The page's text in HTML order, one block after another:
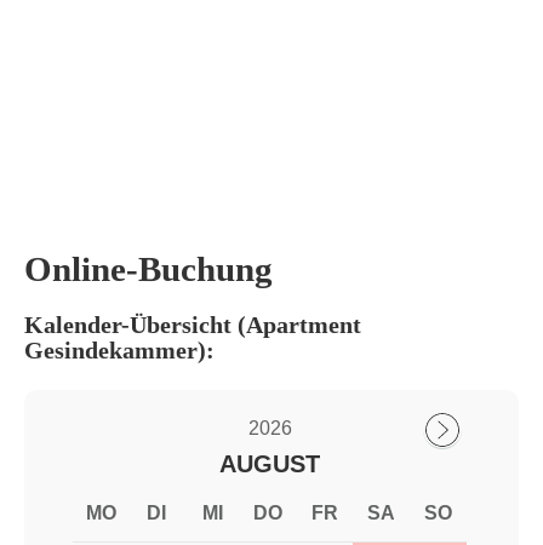
Online-Buchung
Kalender-Übersicht (Apartment
Gesindekammer):
2026
AUGUST
MO DI MI DO FR SA SO